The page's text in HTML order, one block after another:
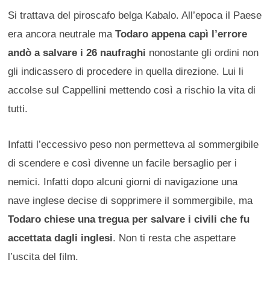
Si trattava del piroscafo belga Kabalo. All’epoca il Paese
era ancora neutrale maTodaro appena capì l’errore
andò a salvare i 26 naufraghi nonostante gli ordini non
gli indicassero di procedere in quella direzione. Lui li
accolse sul Cappellini mettendo così a rischio la vita di
tutti.
Infatti l’eccessivo peso non permetteva al sommergibile
di scendere e così divenne un facile bersaglio per i
nemici. Infatti dopo alcuni giorni di navigazione una
nave inglese decise di sopprimere il sommergibile, ma
Todaro chiese una tregua per salvare i civili che fu
accettata dagli inglesi. Non ti resta che aspettare
l’uscita del film.